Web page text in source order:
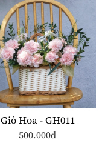
Giỏ Hoa - GH011
500.000đ